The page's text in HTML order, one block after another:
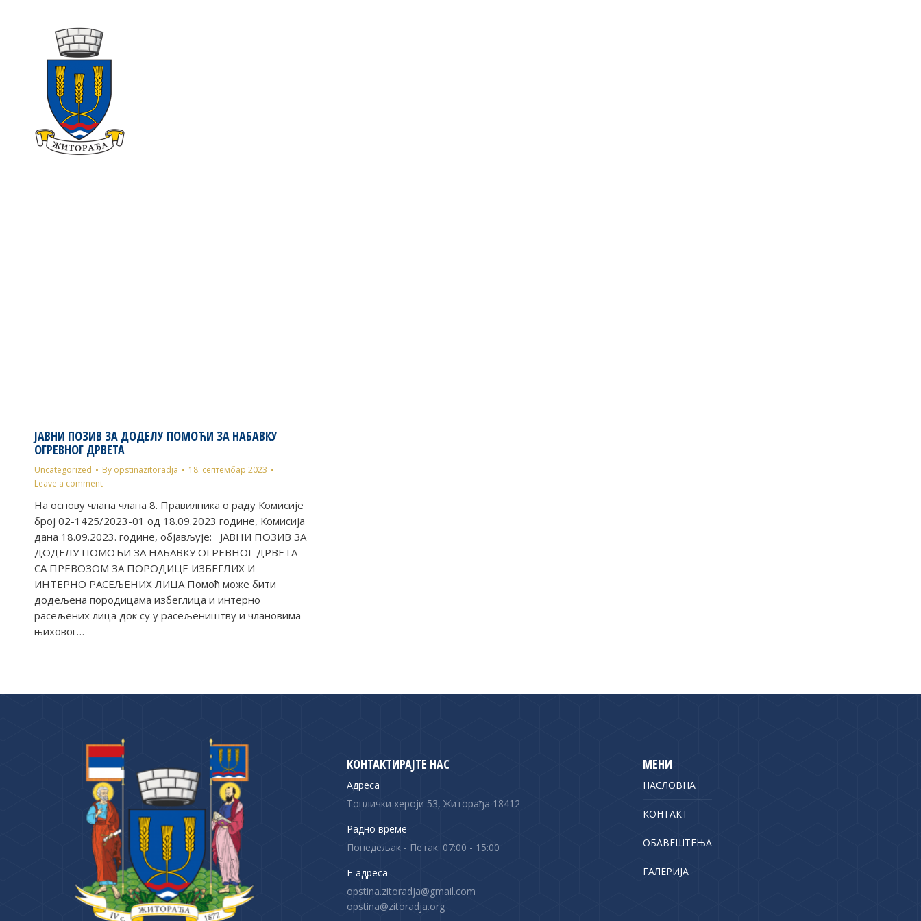
ЈАВНИ ПОЗИВ ЗА ДОДЕЛУ ПОМОЋИ ЗА НАБАВКУ
ОГРЕВНОГ ДРВЕТА
Uncategorized By opstinazitoradja
18. септембар 2023
Leave a comment
На основу члана члана 8. Правилника о раду Комисије
број 02-1425/2023-01 од 18.09.2023 године, Комисија
дана 18.09.2023. године, објављује: ЈАВНИ ПОЗИВ ЗА
ДОДЕЛУ ПОМОЋИ ЗА НАБАВКУ ОГРЕВНОГ ДРВЕТА
СА ПРЕВОЗОМ ЗА ПОРОДИЦЕ ИЗБЕГЛИХ И
ИНТЕРНО РАСЕЉЕНИХ ЛИЦА Помоћ може бити
додељена породицама избеглица и интерно
расељених лица док су у расељеништву и члановима
њиховог…
КОНТАКТИРАЈТЕ НАС
Адреса
Топлички хероји 53, Житорађа 18412
Радно време
Понедељак - Петак: 07:00 - 15:00
Е-адреса
opstina.zitoradja@gmail.com
opstina@zitoradja.org
МЕНИ
НАСЛОВНА
КОНТАКТ
ОБАВЕШТЕЊА
ГАЛЕРИЈА